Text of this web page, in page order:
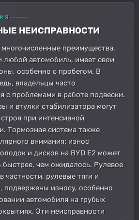
НЕИСПРАВНОСТИ
преимущества,
любой автомобиль, имеет свои
особенно с пробегом. В
владельцы часто
с проблемами в работе подвески.
и втулки стабилизатора могут
при интенсивной
Тормозная система также
внимания: износ
и дисков на BYD E2 может
быстрее, чем ожидалось. Рулевое
частности, рулевые тяги и
подвержены износу, особенно
автомобиля на грубых
Эти неисправности